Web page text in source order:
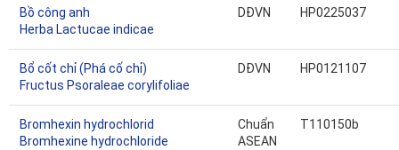
Bồ công anh
Herba Lactucae indicae
DĐVN HP0225037
Bổ cốt chỉ (Phá cố chỉ)
Fructus Psoraleae corylifoliae
DĐVN HP0121107
Bromhexin hydrochlorid
Bromhexine hydrochloride
Chuẩn
ASEAN
T110150b